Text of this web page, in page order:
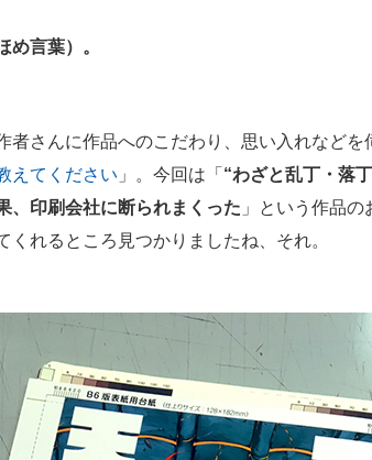
め言葉）。
さんに作品へのこだわり、思い入れなどを
えてください 」。今回は「 “わざと乱丁・落
、印刷会社に断られまくった 」という作品
くれるところ見つかりましたね、それ。